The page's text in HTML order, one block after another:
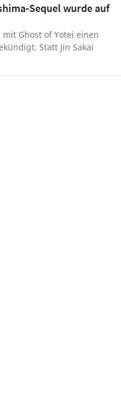
Sequel wurde auf
Ghost of Yotei einen
Statt Jin Sakai